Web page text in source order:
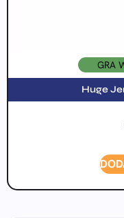
GRA
Huge